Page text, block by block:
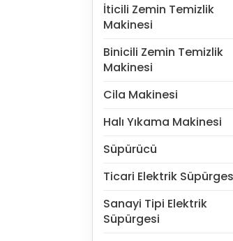
İticili Zemin Temizlik
Makinesi
Binicili Zemin Temizlik
Makinesi
Cila Makinesi
Halı Yıkama Makinesi
Süpürücü
Ticari Elektrik
Sanayi Tipi Elektrik
Süpürgesi